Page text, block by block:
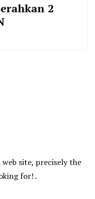
2
site, precisely the
for! .